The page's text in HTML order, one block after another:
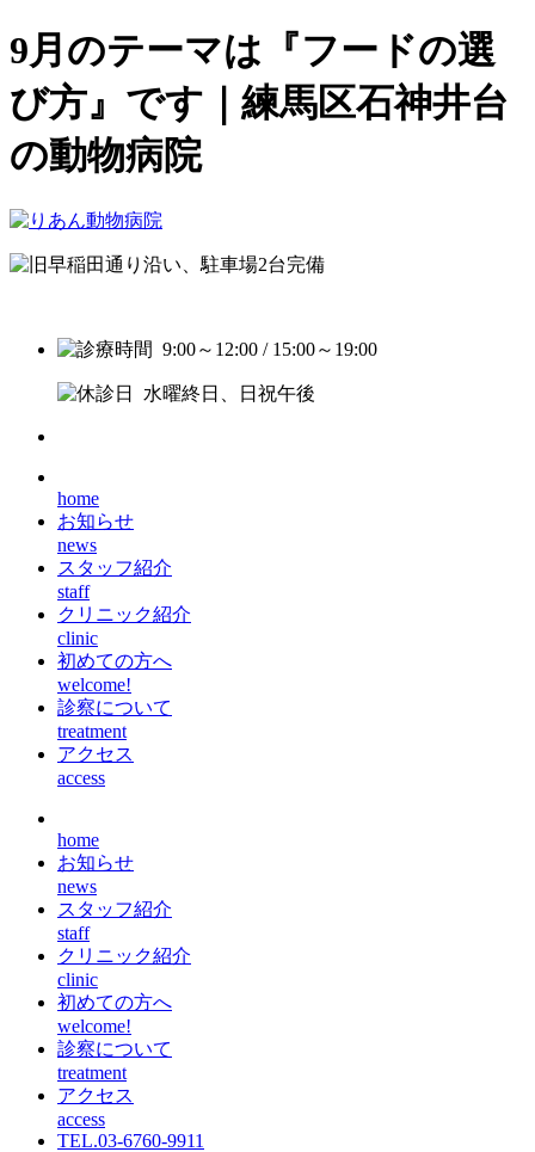
9月のテーマは『フードの選
び方』です｜練馬区石神井台
の動物病院
9:00～12:00 / 15:00～19:00
水曜終日、日祝午後
home
お知らせ
news
スタッフ紹介
staff
クリニック紹介
clinic
初めての方へ
welcome!
診察について
treatment
アクセス
access
home
お知らせ
news
スタッフ紹介
staff
クリニック紹介
clinic
初めての方へ
welcome!
診察について
treatment
アクセス
access
TEL.03-6760-9911